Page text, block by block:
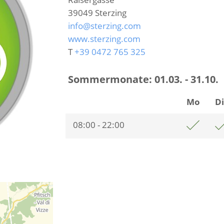
39049 Sterzing
info@sterzing.com
www.sterzing.com
T+39 0472 765 325
Sommermonate: 01.03. - 31.10.
Mo Di
08:00 - 22:00